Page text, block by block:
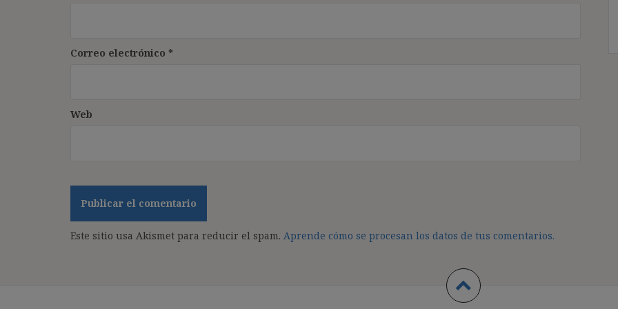
Correo electrónico *
Web
Este sitio usa Akismet para reducir el spam. Aprende cómo se procesan los datos de tus comentarios.